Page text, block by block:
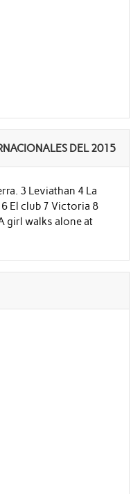
DEL 2015
3 Leviathan 4 La
El club 7 Victoria 8
girl walks alone at